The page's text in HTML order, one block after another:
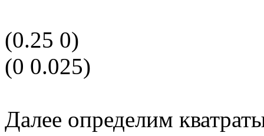
(0.25 0)
(0 0.025)
Далее определим